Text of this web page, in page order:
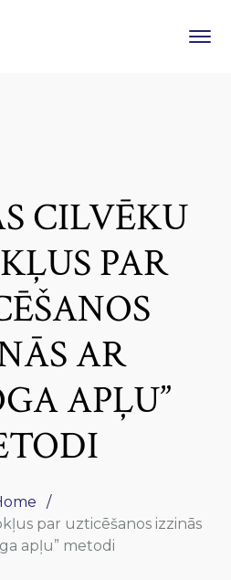
CILVĒKU
PAR
AR
APĻU”
par uzticēšanos izzinās
apļu” metodi